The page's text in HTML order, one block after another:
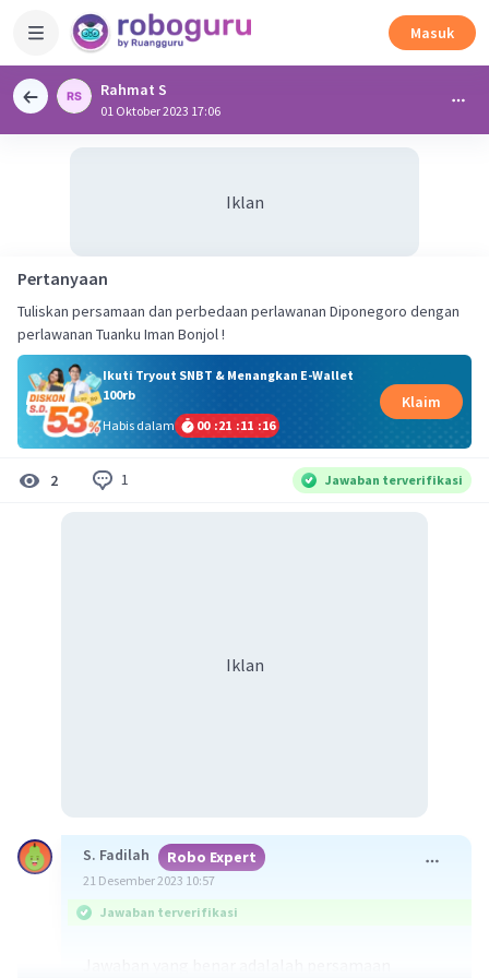
Masuk
Rahmat S
01 Oktober 2023 17:06
Iklan
Pertanyaan
Tuliskan persamaan dan perbedaan perlawanan Diponegoro dengan
perlawanan Tuanku Iman Bonjol !
Ikuti Tryout SNBT & Menangkan E-Wallet
100rb
Habis dalam
00 :21 :11 :16
Klaim
2 1 Jawaban terverifikasi
Iklan
S. Fadilah Robo Expert
21 Desember 2023 10:57
Jawaban terverifikasi